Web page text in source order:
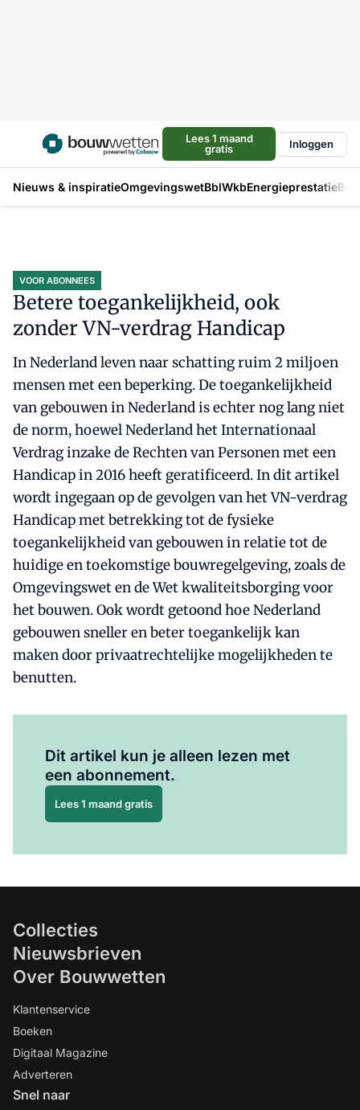
Lees 1 maand
gratis
Inloggen
Nieuws & inspiratieOmgevingswetBblWkbEnergieprestatie
VOOR ABONNEES
Betere toegankelijkheid, ook
zonder VN-verdrag Handicap
In Nederland leven naar schatting ruim 2 miljoen
mensen met een beperking. De toegankelijkheid
van gebouwen in Nederland is echter nog lang niet
de norm, hoewel Nederland het Internationaal
Verdrag inzake de Rechten van Personen met een
Handicap in 2016 heeft geratificeerd. In dit artikel
wordt ingegaan op de gevolgen van het VN-verdrag
Handicap met betrekking tot de fysieke
toegankelijkheid van gebouwen in relatie tot de
huidige en toekomstige bouwregelgeving, zoals de
Omgevingswet en de Wet kwaliteitsborging voor
het bouwen. Ook wordt getoond hoe Nederland
gebouwen sneller en beter toegankelijk kan
maken door privaatrechtelijke mogelijkheden te
benutten.
Dit artikel kun je alleen lezen met
een abonnement.
Lees 1 maand gratis
Collecties
Nieuwsbrieven
Over Bouwwetten
Klantenservice
Boeken
Digitaal Magazine
Adverteren
Snel naar